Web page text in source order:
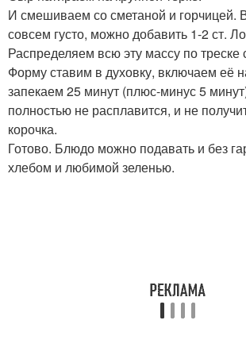
И смешиваем со сметаной и горчицей.
совсем густо, можно добавить 1-2 ст.
Распределяем всю эту массу по
Форму ставим в духовку, включаем её
запекаем 25 минут (плюс-минус 5
полностью не расплавится, и не
корочка.
Готово. Блюдо можно подавать и без
хлебом и любимой зеленью.